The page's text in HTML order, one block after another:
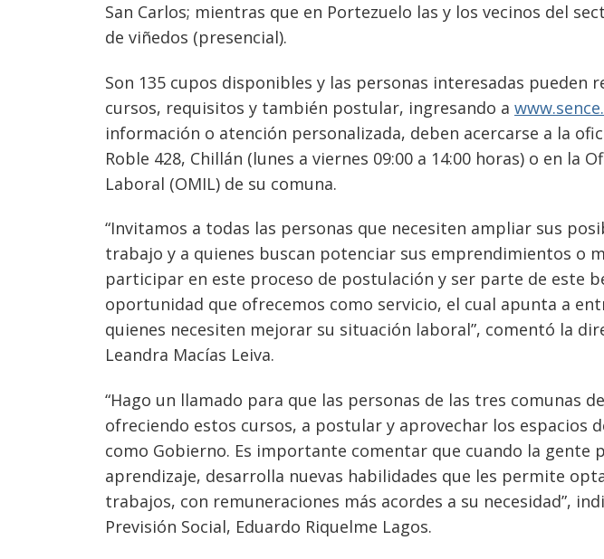
San Carlos; mientras que en Portezuelo las y los vecinos del
de viñedos (presencial).
Son 135 cupos disponibles y las personas interesadas pueden
cursos, requisitos y también postular, ingresando a
información o atención personalizada, deben acercarse a la
Roble 428, Chillán (lunes a viernes 09:00 a 14:00 horas) o en la
Laboral (OMIL) de su comuna.
“Invitamos a todas las personas que necesiten ampliar sus
trabajo y a quienes buscan potenciar sus emprendimientos o
participar en este proceso de postulación y ser parte de este
oportunidad que ofrecemos como servicio, el cual apunta a
quienes necesiten mejorar su situación laboral”, comentó la
Leandra Macías Leiva.
“Hago un llamado para que las personas de las tres comunas
ofreciendo estos cursos, a postular y aprovechar los espacios
como Gobierno. Es importante comentar que cuando la gente
aprendizaje, desarrolla nuevas habilidades que les permite
trabajos, con remuneraciones más acordes a su necesidad”,
Previsión Social, Eduardo Riquelme Lagos.
Navegación